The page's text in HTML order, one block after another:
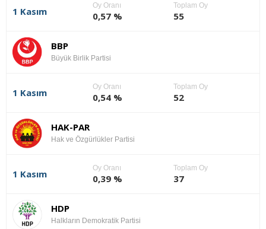
1 Kasım
Oy Oranı
0,57 %
Toplam Oy
55
BBP
Büyük Birlik Partisi
1 Kasım
Oy Oranı
0,54 %
Toplam Oy
52
HAK-PAR
Hak ve Özgürlükler Partisi
1 Kasım
Oy Oranı
0,39 %
Toplam Oy
37
HDP
Halkların Demokratik Partisi